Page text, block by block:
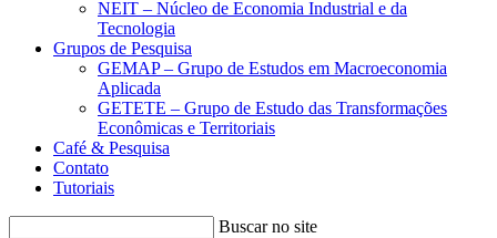
NEIT – Núcleo de Economia Industrial e da
Tecnologia
Grupos de Pesquisa
GEMAP – Grupo de Estudos em Macroeconomia
Aplicada
GETETE – Grupo de Estudo das Transformações
Econômicas e Territoriais
Café & Pesquisa
Contato
Tutoriais
Buscar no site